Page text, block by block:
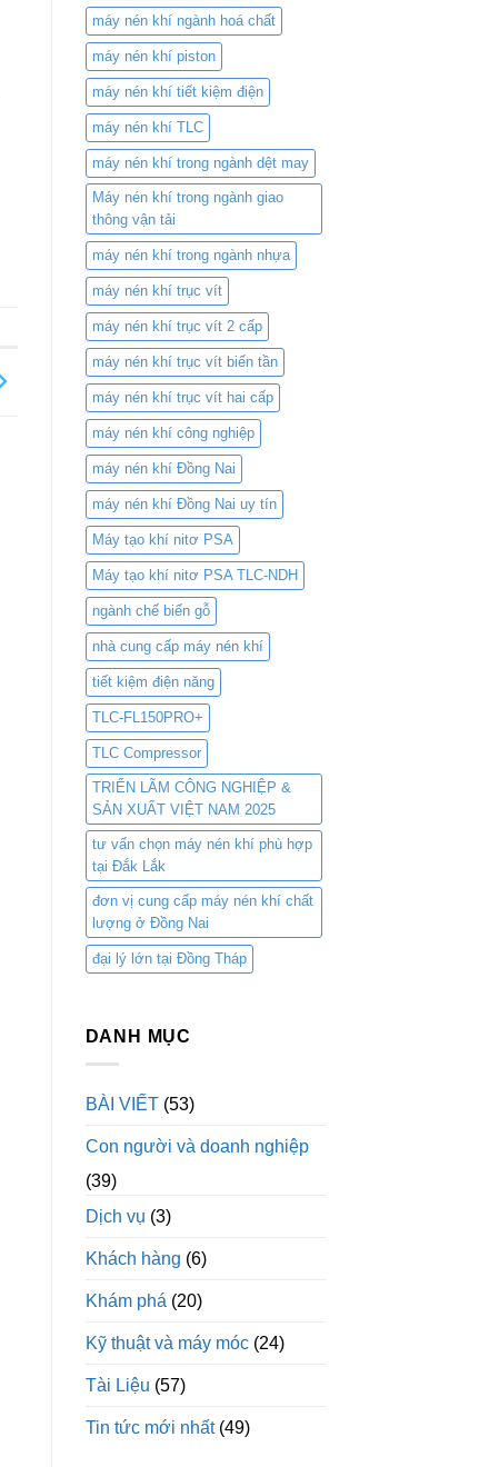
máy nén khí ngành hoá chất
máy nén khí piston
máy nén khí tiết kiệm điện
máy nén khí TLC
máy nén khí trong ngành dệt may
Máy nén khí trong ngành giao
thông vận tải
máy nén khí trong ngành nhựa
máy nén khí trục vít
máy nén khí trục vít 2 cấp
máy nén khí trục vít biến tần
máy nén khí trục vít hai cấp
máy nén khí công nghiệp
máy nén khí Đồng Nai
máy nén khí Đồng Nai uy tín
Máy tạo khí nitơ PSA
Máy tạo khí nitơ PSA TLC-NDH
ngành chế biến gỗ
nhà cung cấp máy nén khí
tiết kiệm điện năng
TLC-FL150PRO+
TLC Compressor
TRIỂN LÃM CÔNG NGHIỆP &
SẢN XUẤT VIỆT NAM 2025
tư vấn chọn máy nén khí phù hợp
tại Đắk Lắk
đơn vị cung cấp máy nén khí chất
lượng ở Đồng Nai
đại lý lớn tại Đồng Tháp
DANH MỤC
BÀI VIẾT(53)
Con người và doanh nghiệp
(39)
Dịch vụ (3)
Khách hàng (6)
Khám phá (20)
Kỹ thuật và máy móc(24)
Tài Liệu (57)
Tin tức mới nhất(49)